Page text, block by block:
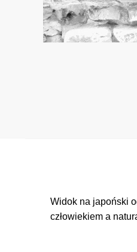
Widok na japoński
człowiekiem a